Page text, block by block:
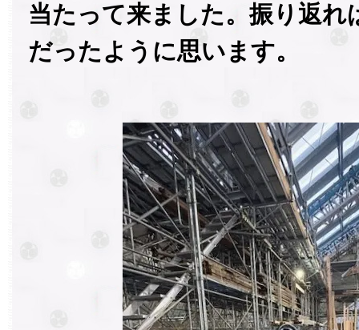
当たって来ました。振り返れ
だったように思います。